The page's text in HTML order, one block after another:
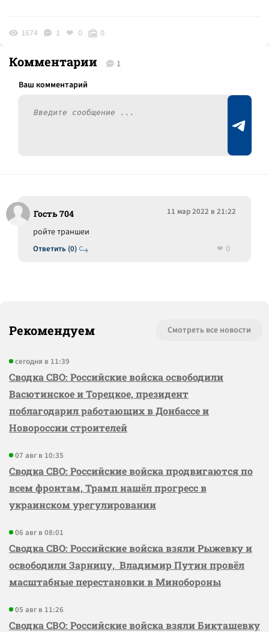
1674 1 0 0
Комментарии 1
Гость 704 11 мар 2022 в 21:22
Ответить (0)
ройте траншеи
0
Рекомендуем Смотреть все новости
сегодня в 11:39
Сводка СВО: Российские войска освободили
Васютинское и Торецкое, президент
поблагодарил работающих в Донбассе и
Новороссии строителей
07 авг в 10:35
Сводка СВО: Российские войска продвигаются по
всем фронтам, Трамп нашёл прогресс в
украинском урегулировании
06 авг в 08:01
Сводка СВО: Российские войска взяли Рыжевку и
освободили Зарницу, Владимир Путин провёл
масштабные перестановки в Минобороны
05 авг в 11:26
Сводка СВО: Российские войска взяли Бикташевку